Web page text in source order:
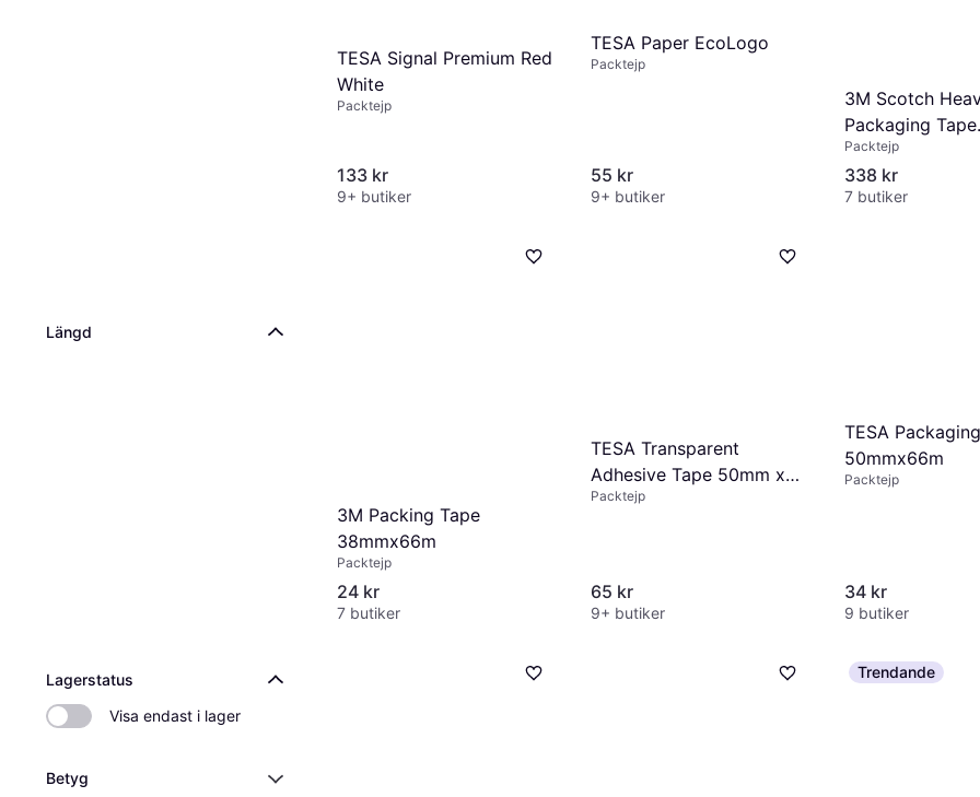
Längd
Lagerstatus
Visa endast i lager
Betyg
TESA Signal Premium Red
White
Packtejp
133 kr
9+ butiker
TESA Paper EcoLogo
Packtejp
55 kr
9+ butiker
3M Scotch
Packaging Tape
66mx50mm 6-
Packtejp
338 kr
7 butiker
3M Packing Tape
38mmx66m
Packtejp
24 kr
7 butiker
TESA Transparent
Adhesive Tape 50mm x
66m
Packtejp
65 kr
9+ butiker
TESA
50mmx66m
Packtejp
34 kr
9 butiker
Trendande